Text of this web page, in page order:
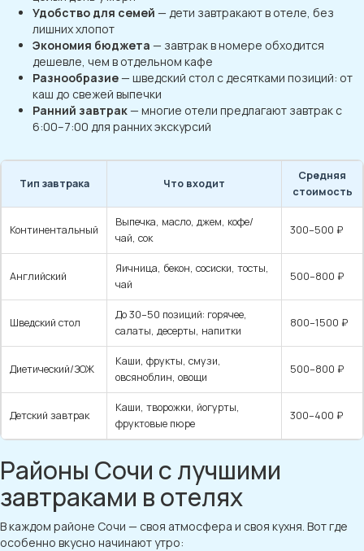
Удобство для семей — дети завтракают в отеле, без
лишних хлопот
Экономия бюджета — завтрак в номере обходится
дешевле, чем в отдельном кафе
Разнообразие— шведский стол с десятками позиций: от
каш до свежей выпечки
Ранний завтрак— многие отели предлагают завтрак с
6:00–7:00 для ранних экскурсий
Тип завтрака Что входит
Средняя
стоимость
Континентальный
Выпечка, масло, джем, кофе/
чай, сок
300–500 ₽
Английский
Яичница, бекон, сосиски, тосты,
чай
500–800 ₽
Шведский стол
До 30–50 позиций: горячее,
салаты, десерты, напитки
800–1500 ₽
Диетический/ЗОЖ
Каши, фрукты, смузи,
овсяноблин, овощи
500–800 ₽
Детский завтрак
Каши, творожки, йогурты,
фруктовые пюре
300–400 ₽
Районы Сочи с лучшими
завтраками в отелях
В каждом районе Сочи — своя атмосфера и своя кухня. Вот где
особенно вкусно начинают утро: